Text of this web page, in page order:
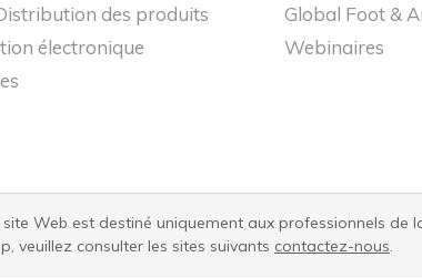
des produits
électronique
Global Foot &
Webinaires
Web est destiné uniquement aux professionnels de
veuillez consulter les sites suivants contactez-nous​.